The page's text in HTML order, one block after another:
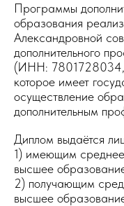
Программы
образования
Александровной
дополнительного
(ИНН:
которое имеет
осуществление
дополнительным
Диплом выдаётся
1) имеющим
высшее
2) получающим
высшее